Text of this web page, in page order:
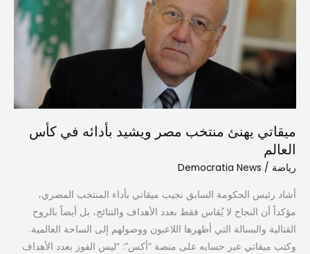
ميقاتي يهنئ منتخب مصر ويشيد بأدائه في كأس
العالم
رياضة /
Democratia News
أشاد رئيس الحكومة السابق نجيب ميقاتي بأداء المنتخب المصري،
مؤكداً أن النجاح لا يُقاس فقط بعدد الأهداف والنتائج، بل أيضاً بالروح
القتالية والبسالة التي أظهرها اللاعبون ووصولهم إلى الساحة العالمية.
وكتب ميقاتي عبر حسابه على منصة “أكس”: “ليس الفوز بعدد الأهداف
بأدائه
في